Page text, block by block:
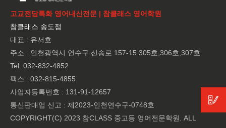
고교전담특화 영어내신전문 | 참클래스 영어학원
참클래스 송도점
대표 : 유서호
주소 : 인천광역시 연수구 신송로 157-15 305호,306호,307호
Tel. 032-832-4852
팩스 : 032-815-4855
사업자등록번호 : 131-91-12657
통신판매업 신고 : 제2023-인천연수구-0748호
COPYRIGHT(C) 2023 참CLASS 중고등 영어전문학원. ALL